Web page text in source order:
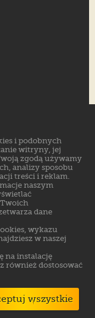
2026
i podobnych
witryny, jej
zgodą używamy
analizy sposobu
treści i reklam.
naszym
dane
wykazu
w naszej
na instalację
również dostosować
wszystkie